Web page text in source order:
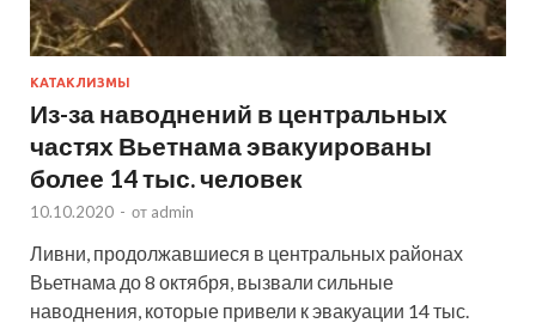
КАТАКЛИЗМЫ
Из-за наводнений в центральных
частях Вьетнама эвакуированы
более 14 тыс. человек
10.10.2020 - от admin
Ливни, продолжавшиеся в центральных районах
Вьетнама до 8 октября, вызвали сильные
наводнения, которые привели к эвакуации 14 тыс.